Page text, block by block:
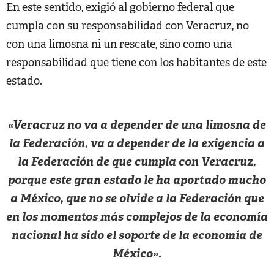
En este sentido, exigió al gobierno federal que
cumpla con su responsabilidad con Veracruz, no
con una limosna ni un rescate, sino como una
responsabilidad que tiene con los habitantes de este
estado.
«Veracruz no va a depender de una limosna de
la Federación, va a depender de la exigencia a
la Federación de que cumpla con Veracruz,
porque este gran estado le ha aportado mucho
a México, que no se olvide a la Federación que
en los momentos más complejos de la economía
nacional ha sido el soporte de la economía de
México».